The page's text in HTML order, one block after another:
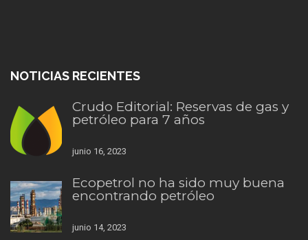
NOTICIAS RECIENTES
Crudo Editorial: Reservas de gas y
petróleo para 7 años
junio 16, 2023
Ecopetrol no ha sido muy buena
encontrando petróleo
junio 14, 2023